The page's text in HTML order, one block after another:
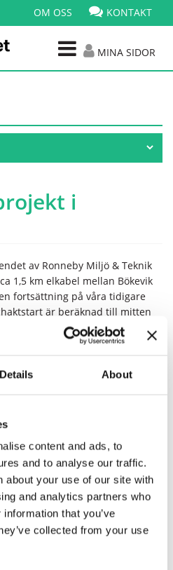
Details About
content and ads, to
and to analyse our traffic.
about your use of our site with
and analytics partners who
that you’ve
collected from your use
OM OSS KONTAKT
MINA SIDOR
i
av Ronneby Miljö & Teknik
1,5 km elkabel mellan Bökevik
fortsättning på våra tidigare
är beräknad till mitten